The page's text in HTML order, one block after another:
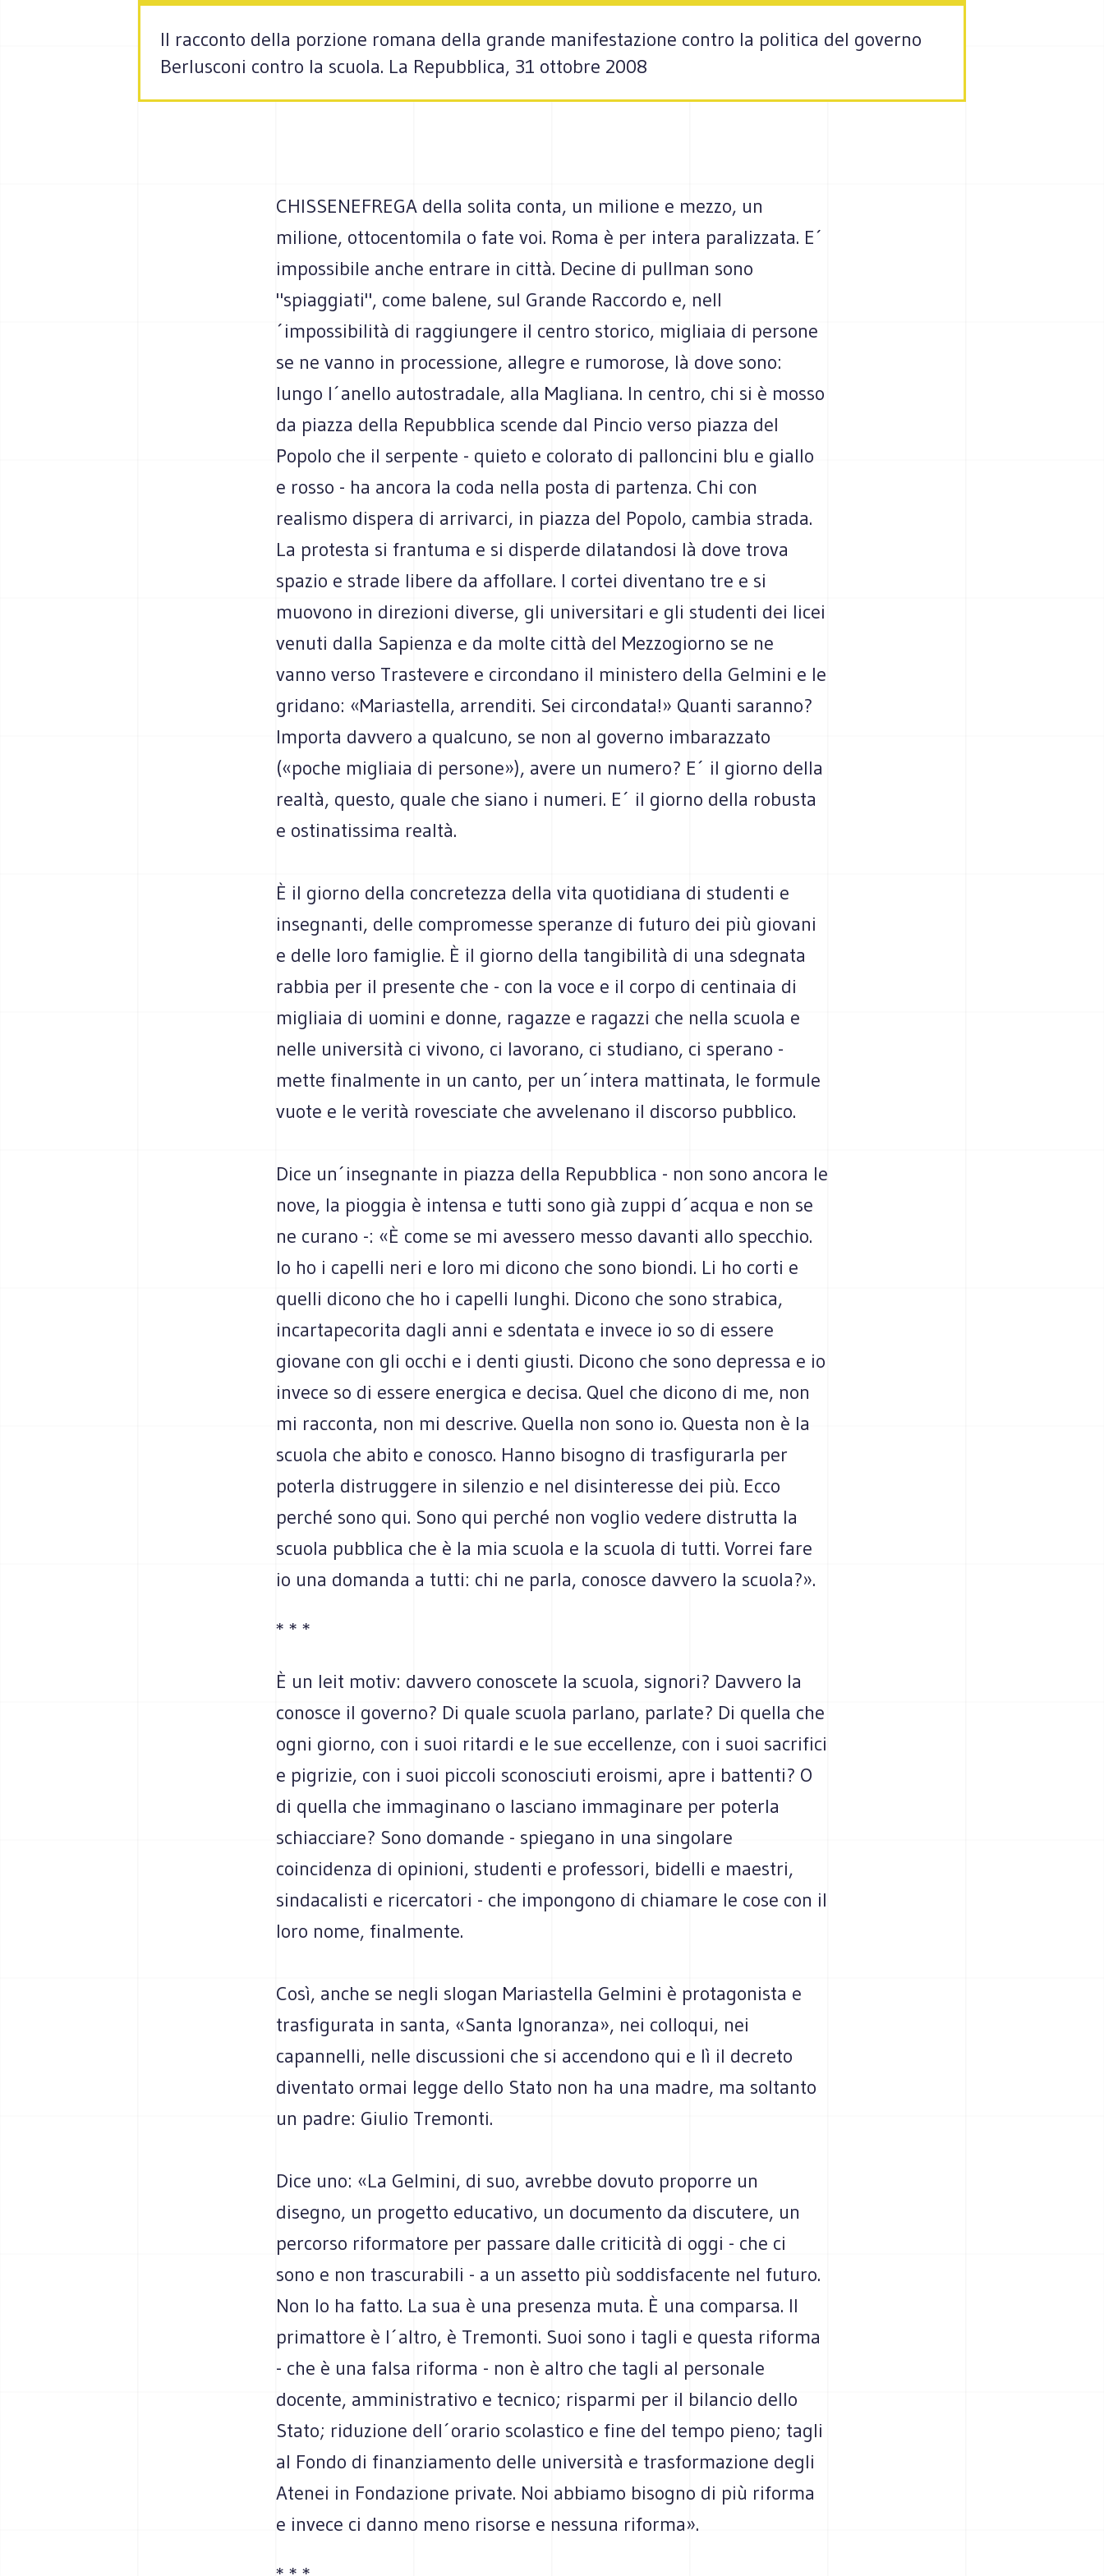
Il racconto della porzione romana della grande manifestazione contro la politica del governo
Berlusconi contro la scuola. La Repubblica, 31 ottobre 2008
CHISSENEFREGA della solita conta, un milione e mezzo, un
milione, ottocentomila o fate voi. Roma è per intera paralizzata. E´
impossibile anche entrare in città. Decine di pullman sono
"spiaggiati", come balene, sul Grande Raccordo e, nell
´impossibilità di raggiungere il centro storico, migliaia di persone
se ne vanno in processione, allegre e rumorose, là dove sono:
lungo l´anello autostradale, alla Magliana. In centro, chi si è mosso
da piazza della Repubblica scende dal Pincio verso piazza del
Popolo che il serpente - quieto e colorato di palloncini blu e giallo
e rosso - ha ancora la coda nella posta di partenza. Chi con
realismo dispera di arrivarci, in piazza del Popolo, cambia strada.
La protesta si frantuma e si disperde dilatandosi là dove trova
spazio e strade libere da affollare. I cortei diventano tre e si
muovono in direzioni diverse, gli universitari e gli studenti dei licei
venuti dalla Sapienza e da molte città del Mezzogiorno se ne
vanno verso Trastevere e circondano il ministero della Gelmini e le
gridano: «Mariastella, arrenditi. Sei circondata!» Quanti saranno?
Importa davvero a qualcuno, se non al governo imbarazzato
(«poche migliaia di persone»), avere un numero? E´ il giorno della
realtà, questo, quale che siano i numeri. E´ il giorno della robusta
e ostinatissima realtà.
È il giorno della concretezza della vita quotidiana di studenti e
insegnanti, delle compromesse speranze di futuro dei più giovani
e delle loro famiglie. È il giorno della tangibilità di una sdegnata
rabbia per il presente che - con la voce e il corpo di centinaia di
migliaia di uomini e donne, ragazze e ragazzi che nella scuola e
nelle università ci vivono, ci lavorano, ci studiano, ci sperano -
mette finalmente in un canto, per un´intera mattinata, le formule
vuote e le verità rovesciate che avvelenano il discorso pubblico.
Dice un´insegnante in piazza della Repubblica - non sono ancora le
nove, la pioggia è intensa e tutti sono già zuppi d´acqua e non se
ne curano -: «È come se mi avessero messo davanti allo specchio.
Io ho i capelli neri e loro mi dicono che sono biondi. Li ho corti e
quelli dicono che ho i capelli lunghi. Dicono che sono strabica,
incartapecorita dagli anni e sdentata e invece io so di essere
giovane con gli occhi e i denti giusti. Dicono che sono depressa e io
invece so di essere energica e decisa. Quel che dicono di me, non
mi racconta, non mi descrive. Quella non sono io. Questa non è la
scuola che abito e conosco. Hanno bisogno di trasfigurarla per
poterla distruggere in silenzio e nel disinteresse dei più. Ecco
perché sono qui. Sono qui perché non voglio vedere distrutta la
scuola pubblica che è la mia scuola e la scuola di tutti. Vorrei fare
io una domanda a tutti: chi ne parla, conosce davvero la scuola?».
* * *
È un leit motiv: davvero conoscete la scuola, signori? Davvero la
conosce il governo? Di quale scuola parlano, parlate? Di quella che
ogni giorno, con i suoi ritardi e le sue eccellenze, con i suoi sacrifici
e pigrizie, con i suoi piccoli sconosciuti eroismi, apre i battenti? O
di quella che immaginano o lasciano immaginare per poterla
schiacciare? Sono domande - spiegano in una singolare
coincidenza di opinioni, studenti e professori, bidelli e maestri,
sindacalisti e ricercatori - che impongono di chiamare le cose con il
loro nome, finalmente.
Così, anche se negli slogan Mariastella Gelmini è protagonista e
trasfigurata in santa, «Santa Ignoranza», nei colloqui, nei
capannelli, nelle discussioni che si accendono qui e lì il decreto
diventato ormai legge dello Stato non ha una madre, ma soltanto
un padre: Giulio Tremonti.
Dice uno: «La Gelmini, di suo, avrebbe dovuto proporre un
disegno, un progetto educativo, un documento da discutere, un
percorso riformatore per passare dalle criticità di oggi - che ci
sono e non trascurabili - a un assetto più soddisfacente nel futuro.
Non lo ha fatto. La sua è una presenza muta. È una comparsa. Il
primattore è l´altro, è Tremonti. Suoi sono i tagli e questa riforma
- che è una falsa riforma - non è altro che tagli al personale
docente, amministrativo e tecnico; risparmi per il bilancio dello
Stato; riduzione dell´orario scolastico e fine del tempo pieno; tagli
al Fondo di finanziamento delle università e trasformazione degli
Atenei in Fondazione private. Noi abbiamo bisogno di più riforma
e invece ci danno meno risorse e nessuna riforma».